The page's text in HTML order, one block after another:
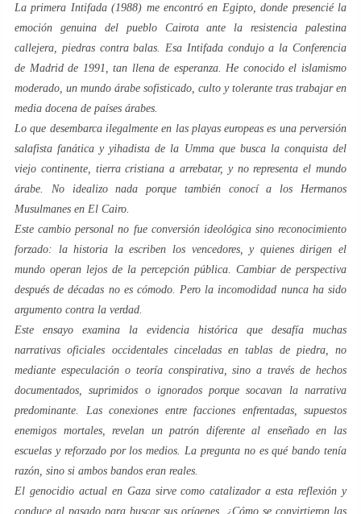
La primera Intifada (1988) me encontró en Egipto, donde presencié la
emoción genuina del pueblo Cairota ante la resistencia palestina
callejera, piedras contra balas. Esa Intifada condujo a la Conferencia
de Madrid de 1991, tan llena de esperanza. He conocido el islamismo
moderado, un mundo árabe sofisticado, culto y tolerante tras trabajar en
media docena de países árabes.
Lo que desembarca ilegalmente en las playas europeas es una perversión
salafista fanática y yihadista de la Umma que busca la conquista del
viejo continente, tierra cristiana a arrebatar, y no representa el mundo
árabe. No idealizo nada porque también conocí a los Hermanos
Musulmanes en El Cairo.
Este cambio personal no fue conversión ideológica sino reconocimiento
forzado: la historia la escriben los vencedores, y quienes dirigen el
mundo operan lejos de la percepción pública. Cambiar de perspectiva
después de décadas no es cómodo. Pero la incomodidad nunca ha sido
argumento contra la verdad.
Este ensayo examina la evidencia histórica que desafía muchas
narrativas oficiales occidentales cinceladas en tablas de piedra, no
mediante especulación o teoría conspirativa, sino a través de hechos
documentados, suprimidos o ignorados porque socavan la narrativa
predominante. Las conexiones entre facciones enfrentadas, supuestos
enemigos mortales, revelan un patrón diferente al enseñado en las
escuelas y reforzado por los medios. La pregunta no es qué bando tenía
razón, sino si ambos bandos eran reales.
El genocidio actual en Gaza sirve como catalizador a esta reflexión y
conduce al pasado para buscar sus orígenes. ¿Cómo se convirtieron las